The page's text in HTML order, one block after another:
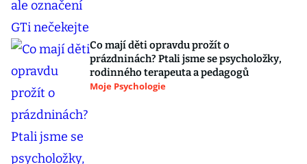
Co mají děti opravdu prožít o
prázdninách? Ptali jsme se psycholožky,
rodinného terapeuta a pedagogů
Moje Psychologie